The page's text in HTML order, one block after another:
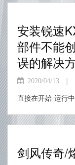
安装锐速
部件不能
误的解决
2020/04/13 |
直接在开始-运行
剑风传奇/